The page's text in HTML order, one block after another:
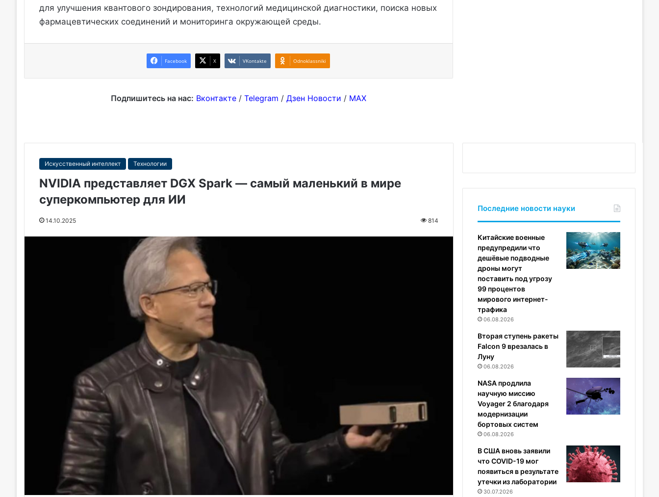
для улучшения квантового зондирования, технологий медицинской диагностики, поиска новых
фармацевтических соединений и мониторинга окружающей среды.
Facebook X VKontakte Odnoklassniki
Подпишитесь на нас: Вконтакте/ Telegram / Дзен Новости / MAX